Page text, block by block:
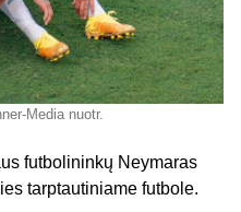
Media nuotr.
futbolininkų Neymaras
tarptautiniame futbole.